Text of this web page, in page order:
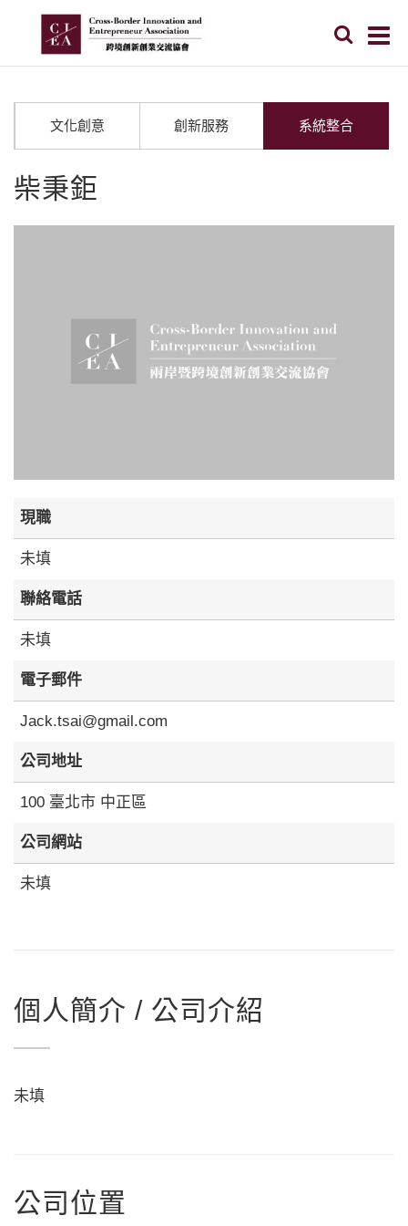
文化創意 創新服務 系統整合
柴秉鉅
現職
未填
聯絡電話
未填
電子郵件
Jack.tsai@gmail.com
公司地址
100 臺北市 中正區
公司網站
未填
個人簡介 / 公司介紹
未填
公司位置